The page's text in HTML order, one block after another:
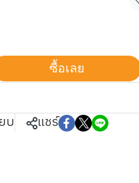
ซื้อเลย
บ แชร์